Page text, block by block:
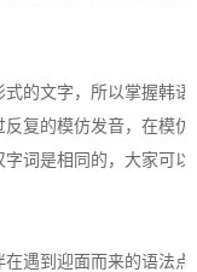
的文字，所以掌握韩
复的模仿发音，在模
词是相同的，大家可
遇到迎面而来的语法